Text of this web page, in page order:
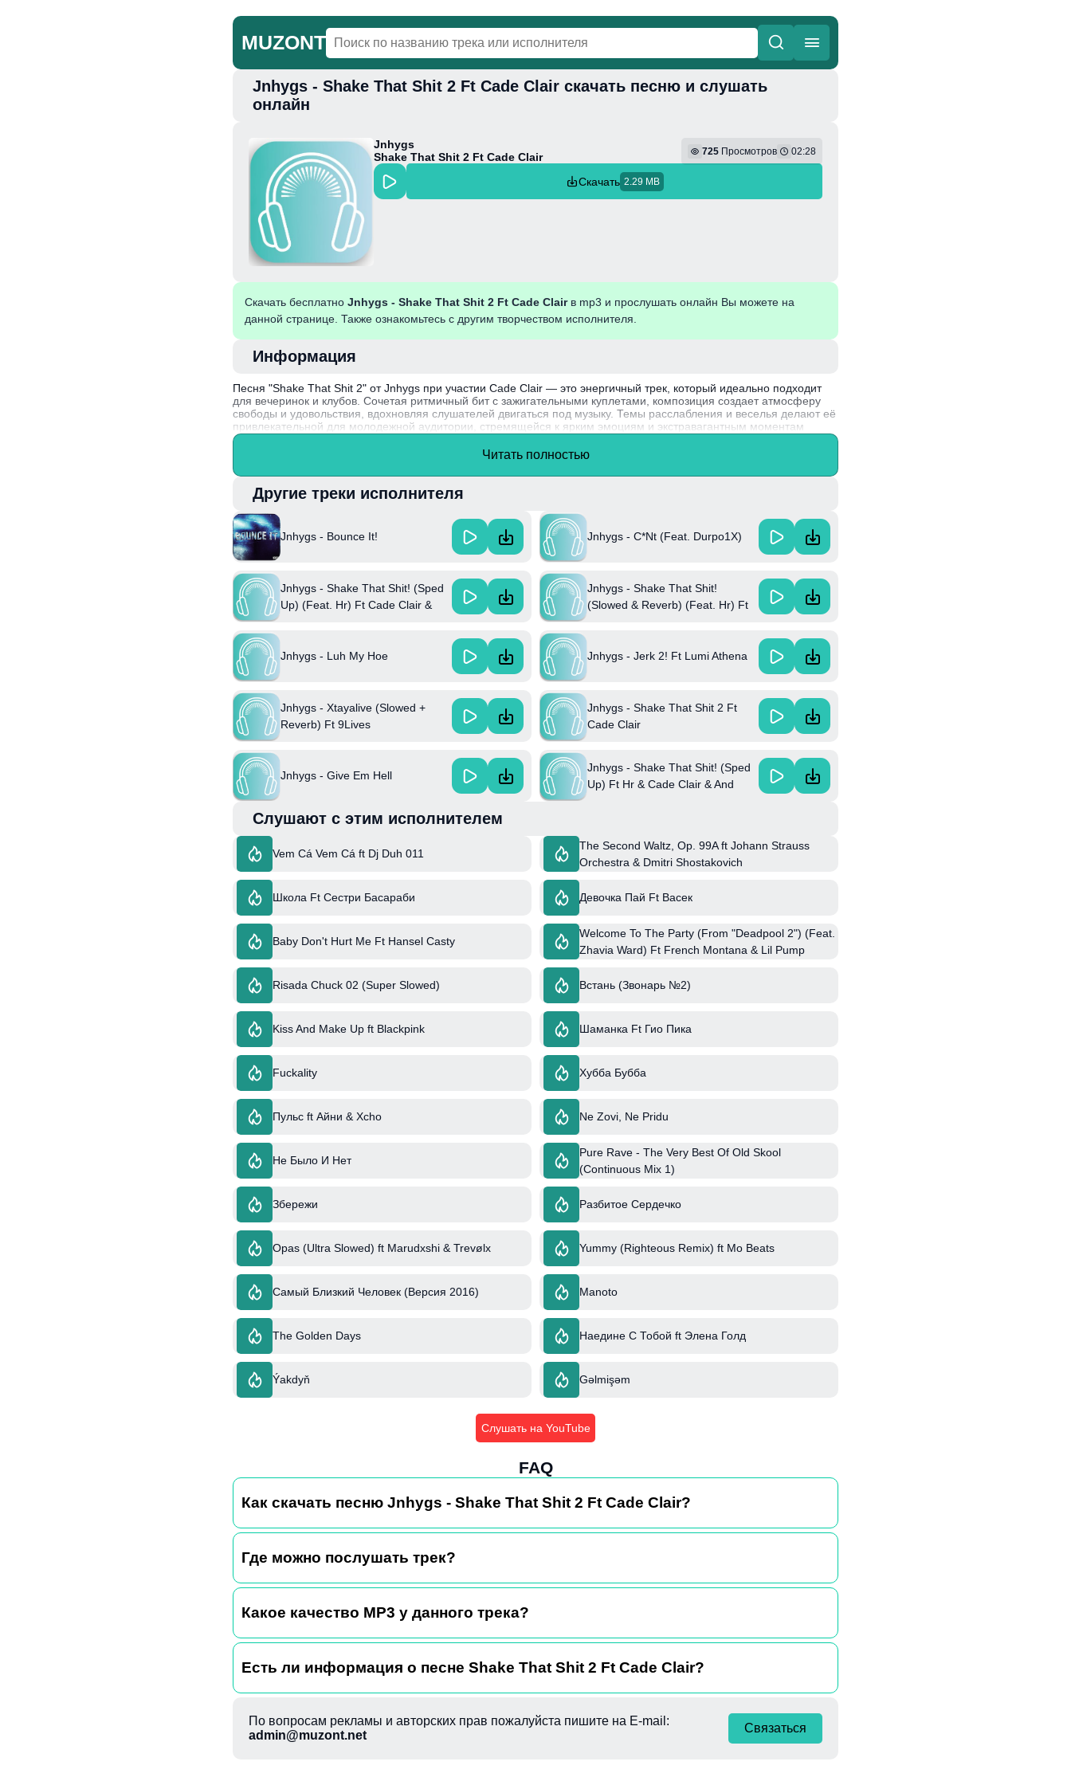
MUZONT
Главная
Jnhygs - Shake That Shit 2 Ft Cade Clair скачать песню и слушать
онлайн
Jnhygs
Shake That Shit 2 Ft Cade Clair
725 Просмотров 02:28
Скачать 2.29 MB
Скачать бесплатно Jnhygs - Shake That Shit 2 Ft Cade Clairв mp3 и прослушать онлайн Вы можете на
данной странице. Также ознакомьтесь с другим творчеством исполнителя.
Информация
Песня "Shake That Shit 2" от Jnhygs при участии Cade Clair — это энергичный трек, который идеально подходит
для вечеринок и клубов. Сочетая ритмичный бит с зажигательными куплетами, композиция создает атмосферу
свободы и удовольствия, вдохновляя слушателей двигаться под музыку. Темы расслабления и веселья делают её
привлекательной для молодежной аудитории, стремящейся к ярким эмоциям и экстравагантным моментам
жизни.
электронной музыки, что позволяет ему привлекать широкий круг поклонников.
Читать полностью
Другие треки исполнителя
Jnhygs - Bounce It! Jnhygs - C*Nt (Feat. Durpo1X)
Jnhygs - Shake That Shit! (Sped
Up) (Feat. Hr) Ft Cade Clair &
Jnhygs - Shake That Shit!
(Slowed & Reverb) (Feat. Hr) Ft
Jnhygs - Luh My Hoe Jnhygs - Jerk 2! Ft Lumi Athena
Jnhygs - Xtayalive (Slowed +
Reverb) Ft 9Lives
Jnhygs - Shake That Shit 2 Ft
Cade Clair
Jnhygs - Give Em Hell
Jnhygs - Shake That Shit! (Sped
Up) Ft Hr & Cade Clair & And
Слушают с этим исполнителем
Vem Cá Vem Cá ft Dj Duh 011
The Second Waltz, Op. 99A ft Johann Strauss
Orchestra & Dmitri Shostakovich
Школа Ft Сестри Басараби Девочка Пай Ft Васек
Baby Don't Hurt Me Ft Hansel Casty
Welcome To The Party (From "Deadpool 2") (Feat.
Zhavia Ward) Ft French Montana & Lil Pump
Risada Chuck 02 (Super Slowed) Встань (Звонарь №2)
Kiss And Make Up ft Blackpink Шаманка Ft Гио Пика
Fuckality Хубба Бубба
Пульс ft Айни & Xcho Ne Zovi, Ne Pridu
Не Было И Нет
Pure Rave - The Very Best Of Old Skool
(Continuous Mix 1)
Збережи Разбитое Сердечко
Opas (Ultra Slowed) ft Marudxshi & Trevølx Yummy (Righteous Remix) ft Mo Beats
Самый Близкий Человек (Версия 2016) Manoto
The Golden Days Наедине С Тобой ft Элена Голд
Ýakdyň Gəlmişəm
Слушать на YouTube
FAQ
Как скачать песню Jnhygs - Shake That Shit 2 Ft Cade Clair?
Где можно послушать трек?
Какое качество MP3 у данного трека?
Есть ли информация о песне Shake That Shit 2 Ft Cade Clair?
По вопросам рекламы и авторских прав пожалуйста пишите на E-mail:
admin@muzont.net
Связаться